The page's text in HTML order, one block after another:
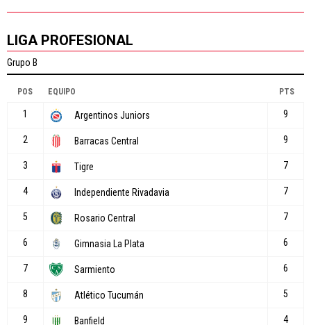
LIGA PROFESIONAL